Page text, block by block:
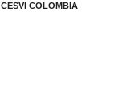
CESVI COLOMBIA